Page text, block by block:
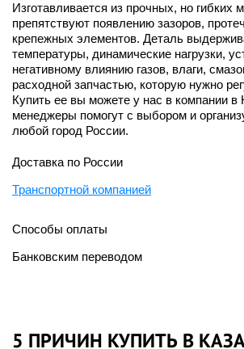
Изготавливается из прочных, но гибких
препятствуют появлению зазоров,
крепежных элементов. Деталь
температуры, динамические нагрузки,
негативному влиянию газов, влаги,
расходной запчастью, которую нужно
Купить ее вы можете у нас в компании в
менеджеры помогут с выбором и
любой город России.
Доставка по России
Транспортной компанией
Способы оплаты
Банковским переводом
5 ПРИЧИН КУПИТЬ В